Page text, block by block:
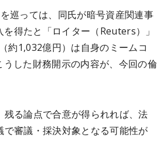
巡っては、同氏が暗号資産関連事
を得たと「ロイター（Reuters）」
約1,032億円）は自身のミームコ
した財務開示の内容が、今回の倫
る論点で合意が得られれば、法
審議・採決対象となる可能性が